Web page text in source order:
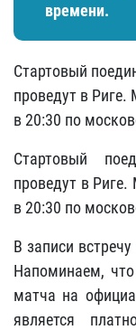
времени.
​Стартовый
проведут в Риге.
в 20:30 по
Стартовый
проведут в Риге.
в 20:30 по
В записи
Напоминаем,
матча на
является